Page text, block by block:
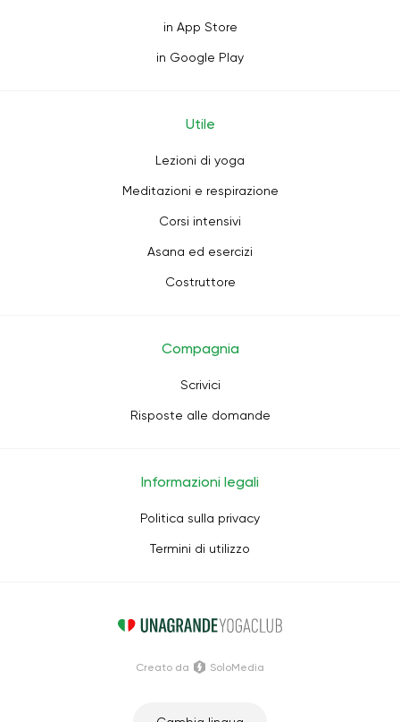
in App Store
in Google Play
Utile
Lezioni di yoga
Meditazioni e respirazione
Corsi intensivi
Asana ed esercizi
Costruttore
Compagnia
Scrivici
Risposte alle domande
Informazioni legali
Politica sulla privacy
Termini di utilizzo
Creato da SoloMedia